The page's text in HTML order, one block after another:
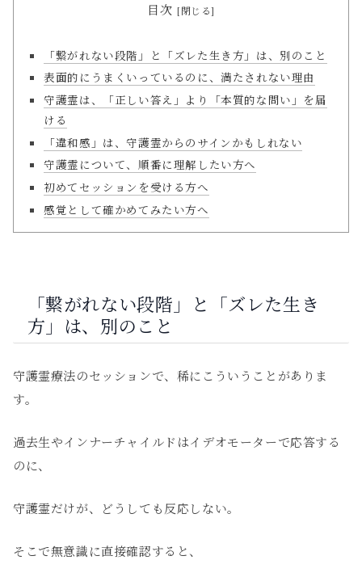
目次
「繋がれない段階」と「ズレた生き方」は、別のこと
表面的にうまくいっているのに、満たされない理由
守護霊は、「正しい答え」より「本質的な問い」を届
ける
「違和感」は、守護霊からのサインかもしれない
守護霊について、順番に理解したい方へ
初めてセッションを受ける方へ
感覚として確かめてみたい方へ
「繋がれない段階」と「ズレた生き
方」は、別のこと
守護霊療法のセッションで、稀にこういうことがありま
す。
過去生やインナーチャイルドはイデオモーターで応答する
のに、
守護霊だけが、どうしても反応しない。
そこで無意識に直接確認すると、